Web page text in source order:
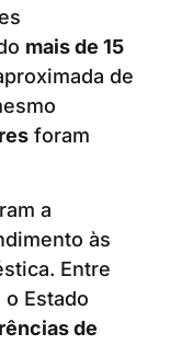
mais de 15
de
foram
a
às
Entre
Estado
de